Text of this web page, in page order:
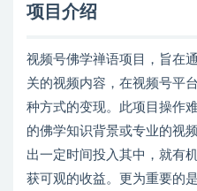
项目介绍
视频号佛学禅语项目，旨在
关的视频内容，在视频号平
种方式的变现。此项目操作
的佛学知识背景或专业的视
出一定时间投入其中，就有
获可观的收益。更为重要的